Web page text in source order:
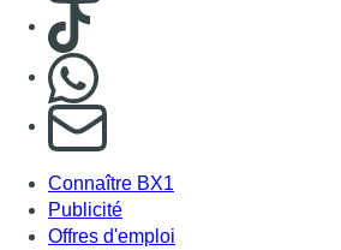
Consulter TikTok
S'abonner à notre newsletter
Connaître BX1
Publicité
Offres d'emploi